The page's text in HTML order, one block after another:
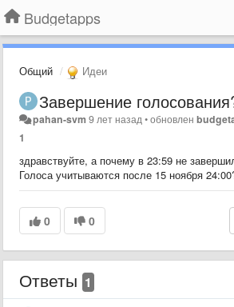
Budgetapps
Общий Идеи
Завершение
pahan-svm 9 лет назад •обновлен
1
здравствуйте, а почему в 23:59 не
Голоса учитываются после 15 ноября
0 0
Ответы 1